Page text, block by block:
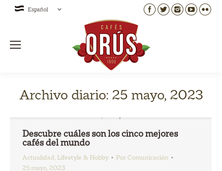
Español
Archivo diario: 25 mayo, 2023
Descubre cuáles son los cinco mejores
cafés del mundo
Actualidad,Lifestyle & Hobby Por Comunicación
25 mayo, 2023